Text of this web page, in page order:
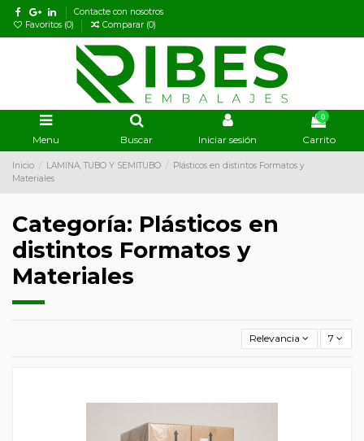
Contacte con nosotros
Favoritos (0) Comparar (0)
Menu Buscar Iniciar sesión
0
Carrito
Inicio LAMINA, TUBO Y SEMITUBO
Plásticos en distintos Formatos y
Materiales
Categoría: Plásticos en
distintos Formatos y
Materiales
Relevancia 7